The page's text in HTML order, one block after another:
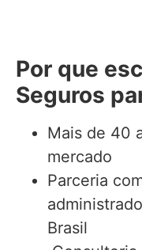
Por que
Seguros
Mais de 40
mercado
Parceria
Brasil